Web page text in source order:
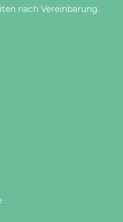
nach Vereinbarung.